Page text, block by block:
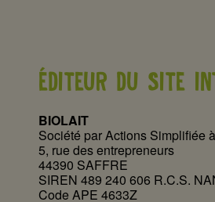
ÉDITEUR DU SITE
BIOLAIT
Société par Actions Simplifiée
5, rue des entrepreneurs
44390 SAFFRE
SIREN 489 240 606 R.C.S.
Code APE 4633Z